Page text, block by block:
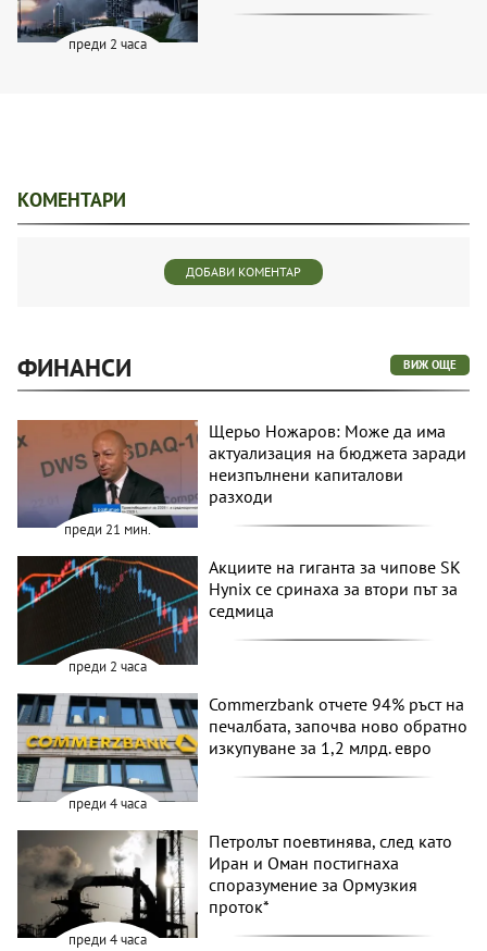
преди 2 часа
КОМЕНТАРИ
ДОБАВИ КОМЕНТАР
ФИНАНСИ ВИЖ ОЩЕ
преди 21 мин.
Щерьо Ножаров: Може да има
актуализация на бюджета заради
неизпълнени капиталови
разходи
преди 2 часа
Акциите на гиганта за чипове SK
Hynix се сринаха за втори път за
седмица
преди 4 часа
Commerzbank отчете 94% ръст на
печалбата, започва ново обратно
изкупуване за 1,2 млрд. евро
преди 4 часа
Петролът поевтинява, след като
Иран и Оман постигнаха
споразумение за Ормузкия
проток*